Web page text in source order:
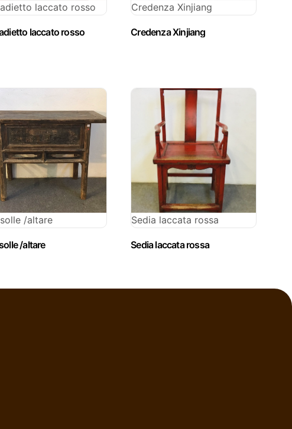
laccato rosso
laccato rosso
Credenza Xinjiang
Credenza Xinjiang
/altare
/altare
Sedia laccata rossa
Sedia laccata rossa